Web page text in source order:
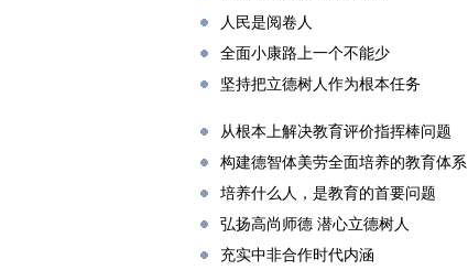
人民是阅卷人
全面小康路上一个不能少
坚持把立德树人作为根本任务
从根本上解决教育评价指挥棒问题
构建德智体美劳全面培养的教育体系
培养什么人，是教育的首要问题
弘扬高尚师德 潜心立德树人
充实中非合作时代内涵